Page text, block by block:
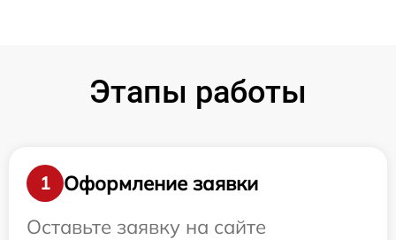
Этапы работы
1
Оформление заявки
Оставьте заявку на сайте